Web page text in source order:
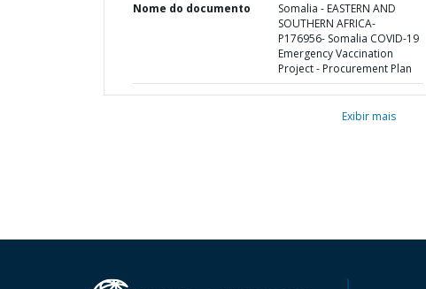
Nome do documento
Somalia - EASTERN AND
SOUTHERN AFRICA-
P176956- Somalia COVID-19
Emergency Vaccination
Project - Procurement Plan
Exibir mais